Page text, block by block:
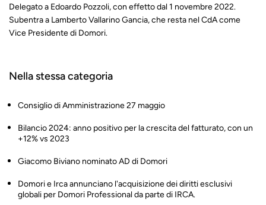
Delegato a Edoardo Pozzoli, con effetto dal 1 novembre 2022.
Subentra a Lamberto Vallarino Gancia, che resta nel CdA come
Vice Presidente di Domori.
Nella stessa categoria
Consiglio di Amministrazione 27 maggio
Bilancio 2024: anno positivo per la crescita del fatturato, con un
+12% vs 2023
Giacomo Biviano nominato AD di Domori
Domori e Irca annunciano l'acquisizione dei diritti esclusivi
globali per Domori Professional da parte di IRCA.